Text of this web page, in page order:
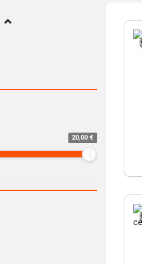
Replier
20,00 €